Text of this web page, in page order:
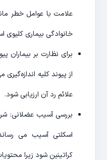
علامت با عوامل خطر
خانوادگی بیماری کلیوی
برای نظارت بر بیماران
از پیوند کلیه
علائم رد آن ارزیابی شود.
بررسی آسیب عضلانی:
اسکلتی آسیب می
کراتینین شود زیرا